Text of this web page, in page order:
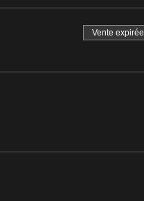
Vente expirée